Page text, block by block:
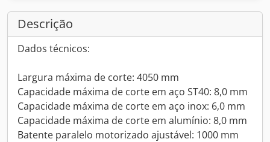
Descrição
Dados técnicos:
Largura máxima de corte: 4050 mm
Capacidade máxima de corte em aço ST40: 8,0 mm
Capacidade máxima de corte em aço inox: 6,0 mm
Capacidade máxima de corte em alumínio: 8,0 mm
Batente paralelo motorizado ajustável: 1000 mm